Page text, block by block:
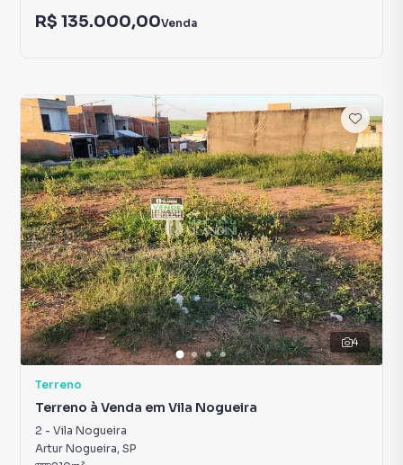
R$ 135.000,00Venda
4
Terreno
Terreno à Venda em Vila Nogueira
2 - Vila Nogueira
Artur Nogueira, SP